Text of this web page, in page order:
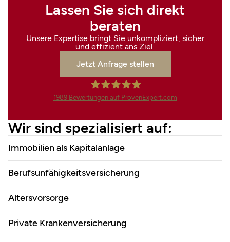
Lassen Sie sich direkt
beraten
Unsere Expertise bringt Sie unkompliziert, sicher
und effizient ans Ziel.
Jetzt Anfrage stellen
1989Bewertungen auf ProvenExpert.com
Wir sind spezialisiert auf:
Immobilien als Kapitalanlage
Berufsunfähigkeitsversicherung
Altersvorsorge
Private Krankenversicherung